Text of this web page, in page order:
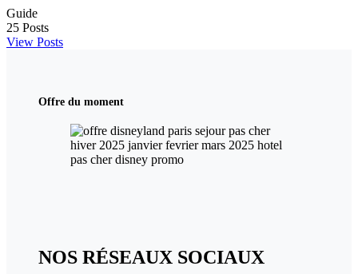
Guide
25 Posts
View Posts
Offre du moment
NOS RÉSEAUX SOCIAUX